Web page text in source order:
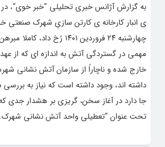
به گزارش آژانس خبری تحلیلی “خبر خوی“،
ی انبار کارخانه ی کارتن سازیِ شهرک صنعتی
چهارشنبه ۲۴ فروردین ۱۴۰۱ رُخ
مهمی در گستردگی آتش به اندازه ای که از
خارج شده و ناچاراً از سازمان آتش نشانی
داشته اند، وجود داشته است که نیاز به بررسی
جا دارد در آغاز سخن، گریزی بر هشدار جدی که
تحت عنوان “تعطیلی واحد آتش نشانی